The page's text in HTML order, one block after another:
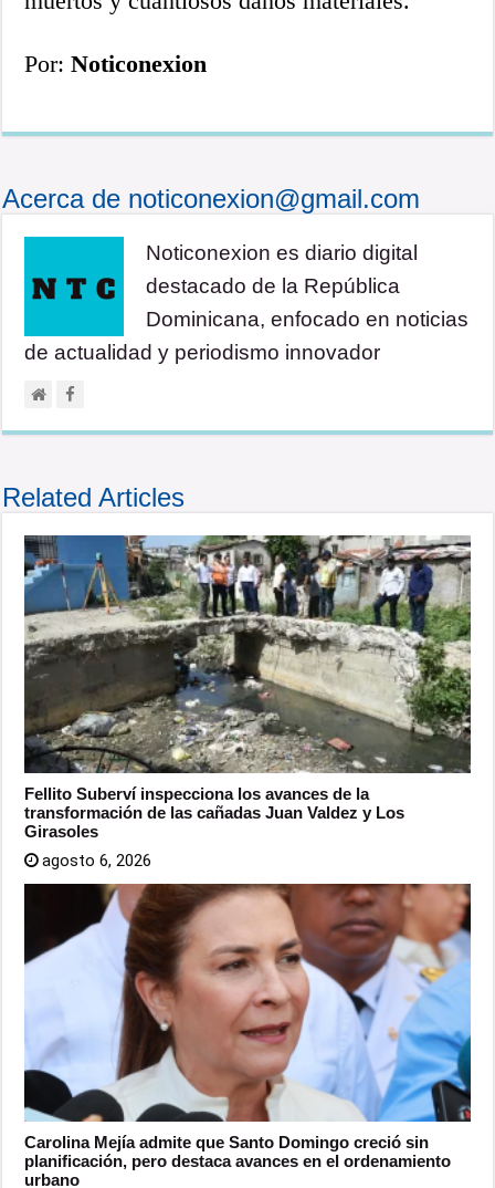
Por:Noticonexion
Acerca de noticonexion@gmail.com
Noticonexion es diario digital
destacado de la República
Dominicana, enfocado en noticias
de actualidad y periodismo innovador
Related Articles
Fellito Suberví inspecciona los avances de la
transformación de las cañadas Juan Valdez y Los
Girasoles
agosto 6, 2026
Carolina Mejía admite que Santo Domingo creció sin
planificación, pero destaca avances en el ordenamiento
urbano